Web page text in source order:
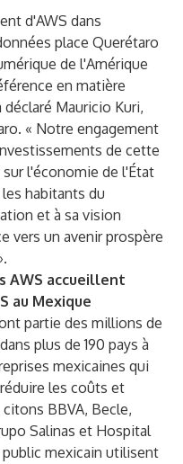
d'AWS dans
place Querétaro
de l'Amérique
en matière
Mauricio Kuri,
« Notre engagement
de cette
l'économie de l'État
habitants du
et à sa vision
vers un avenir prospère
AWS accueillent
au Mexique
partie des millions de
plus de 190 pays à
mexicaines qui
les coûts et
BBVA, Becle,
Salinas et Hospital
mexicain utilisent